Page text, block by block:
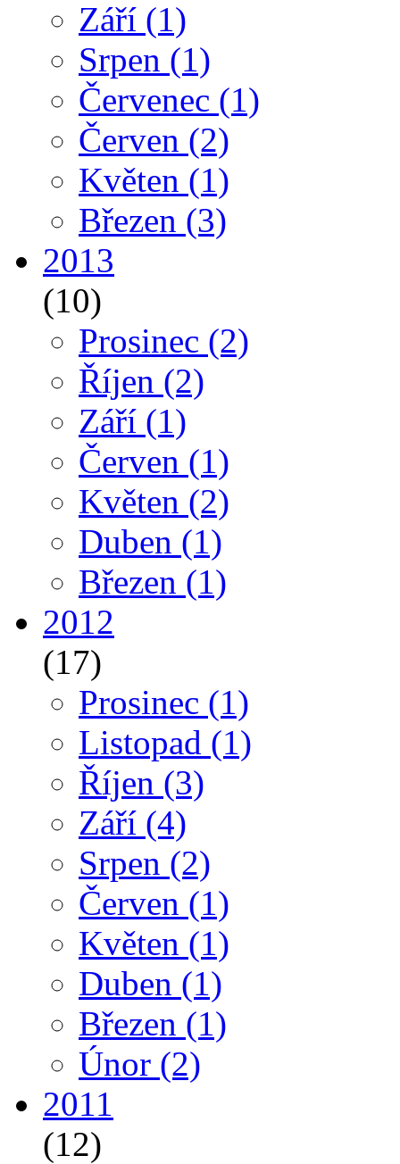
Září (1)
Srpen (1)
Červenec (1)
Červen (2)
Květen (1)
Březen (3)
2013
(10)
Prosinec (2)
Říjen (2)
Září (1)
Červen (1)
Květen (2)
Duben (1)
Březen (1)
2012
(17)
Prosinec (1)
Listopad (1)
Říjen (3)
Září (4)
Srpen (2)
Červen (1)
Květen (1)
Duben (1)
Březen (1)
Únor (2)
2011
(12)